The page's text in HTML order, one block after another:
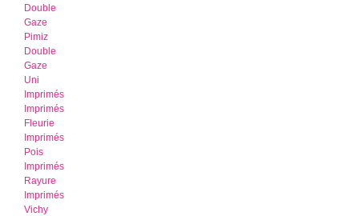
Double
Gaze
Pimiz
Double
Gaze
Uni
Imprimés
Imprimés
Fleurie
Imprimés
Pois
Imprimés
Rayure
Imprimés
Vichy